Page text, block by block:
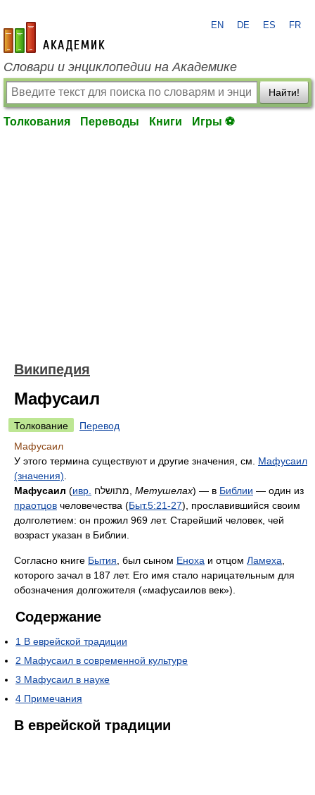
academic.ru
EN DE ES FR
Словари и энциклопедии на Академике
Найти!
Толкования Переводы Книги Игры ⚽
Википедия
Мафусаил
Толкование
Перевод
Мафусаил
У этого термина существуют и другие значения, см. Мафусаил
(значения)
Мафусаил (ивр. מתושלח Метушелах) — в Библии — один из
праотцов человечества (Быт.5:21-27), прославившийся своим
долголетием: он прожил 969 лет. Старейший человек, чей
возраст указан в Библии.
Согласно книге Бытия , был сыном Еноха и отцом Ламеха
которого зачал в 187 лет. Его имя стало нарицательным для
обозначения долгожителя («мафусаилов век»).
Содержание
1 В еврейской традиции
2 Мафусаил в современной культуре
3 Мафусаил в науке
4 Примечания
В еврейской традиции